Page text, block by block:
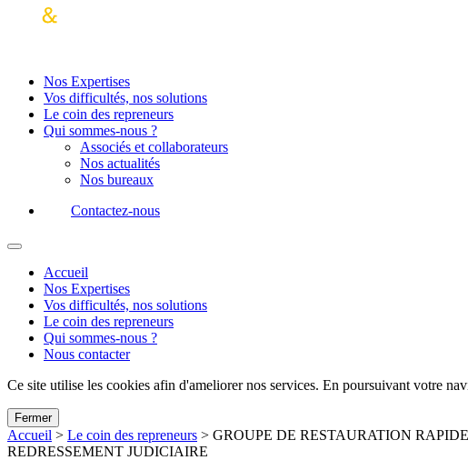
Nos Expertises
Vos difficultés, nos solutions
Le coin des repreneurs
Qui sommes-nous ?
Associés et collaborateurs
Nos actualités
Nos bureaux
Contactez-nous
Accueil
Nos Expertises
Vos difficultés, nos solutions
Le coin des repreneurs
Qui sommes-nous ?
Nous contacter
Ce site utilise les cookies afin d'ameliorer nos services. En poursuivant votre
Fermer
Accueil > Le coin des repreneurs > GROUPE DE RESTAURATION
REDRESSEMENT JUDICIAIRE